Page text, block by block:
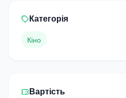
Категорія
Кіно
Вартість